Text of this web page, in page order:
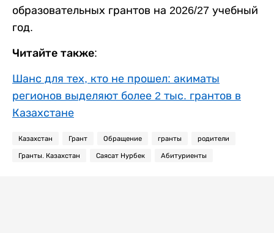
образовательных грантов на 2026/27 учебный
год.
Читайте также:
Шанс для тех, кто не прошел: акиматы
регионов выделяют более 2 тыс. грантов в
Казахстане
Казахстан Грант Обращение гранты родители
Гранты. Казахстан Саясат Нурбек Абитуриенты